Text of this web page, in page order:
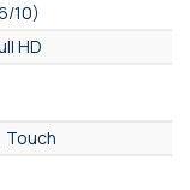
10)
HD
Touch